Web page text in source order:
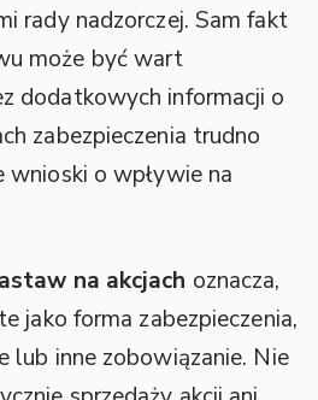
rady nadzorczej. Sam fakt
może być wart
dodatkowych informacji o
zabezpieczenia trudno
o wpływie na
na akcjach oznacza,
jako forma zabezpieczenia,
lub inne zobowiązanie. Nie